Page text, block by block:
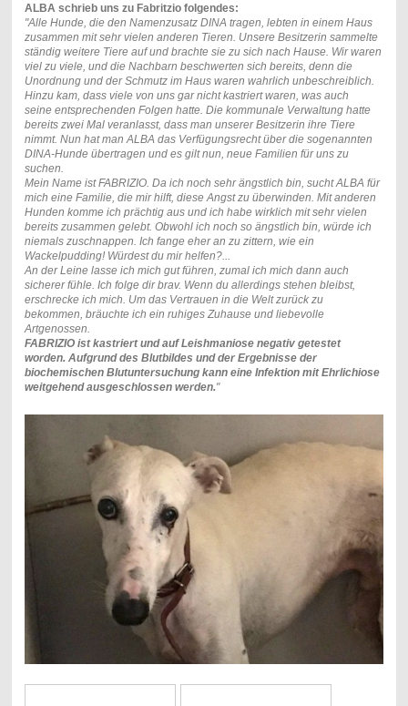
ALBA schrieb uns zu Fabritzio folgendes:
"Alle Hunde, die den Namenzusatz DINA tragen, lebten in einem Haus
zusammen mit sehr vielen anderen Tieren. Unsere Besitzerin sammelte
ständig weitere Tiere auf und brachte sie zu sich nach Hause. Wir waren
viel zu viele, und die Nachbarn beschwerten sich bereits, denn die
Unordnung und der Schmutz im Haus waren wahrlich unbeschreiblich.
Hinzu kam, dass viele von uns gar nicht kastriert waren, was auch
seine entsprechenden Folgen hatte. Die kommunale Verwaltung hatte
bereits zwei Mal veranlasst, dass man unserer Besitzerin ihre Tiere
nimmt. Nun hat man ALBA das Verfügungsrecht über die sogenannten
DINA-Hunde übertragen und es gilt nun, neue Familien für uns zu
suchen.
Mein Name ist FABRIZIO. Da ich noch sehr ängstlich bin, sucht ALBA für
mich eine Familie, die mir hilft, diese Angst zu überwinden. Mit anderen
Hunden komme ich prächtig aus und ich habe wirklich mit sehr vielen
bereits zusammen gelebt. Obwohl ich noch so ängstlich bin, würde ich
niemals zuschnappen. Ich fange eher an zu zittern, wie ein
Wackelpudding! Würdest du mir helfen?...
An der Leine lasse ich mich gut führen, zumal ich mich dann auch
sicherer fühle. Ich folge dir brav. Wenn du allerdings stehen bleibst,
erschrecke ich mich. Um das Vertrauen in die Welt zurück zu
bekommen, bräuchte ich ein ruhiges Zuhause und liebevolle
Artgenossen.
FABRIZIO ist kastriert und auf Leishmaniose negativ getestet
worden. Aufgrund des Blutbildes und der Ergebnisse der
biochemischen Blutuntersuchung kann eine Infektion mit Ehrlichiose
weitgehend ausgeschlossen werden."